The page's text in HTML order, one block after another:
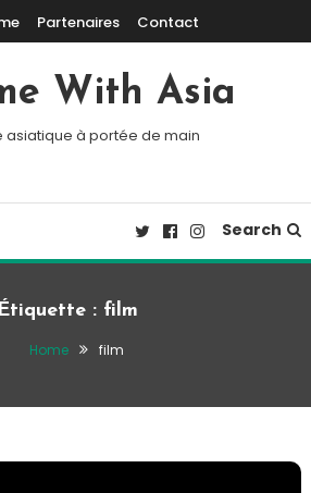
Partenaires Contact
With Asia
asiatique à portée de main
Search
Étiquette : film
Home film